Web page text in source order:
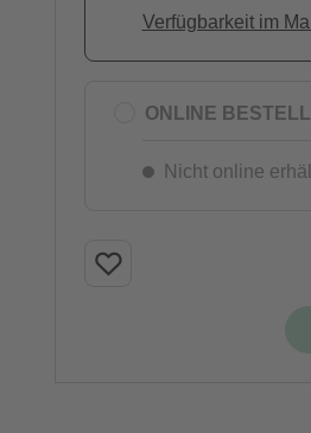
Verfügbarkeit im
ONLINE
Nicht online